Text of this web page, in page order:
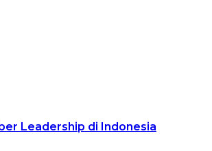
Leadership di Indonesia